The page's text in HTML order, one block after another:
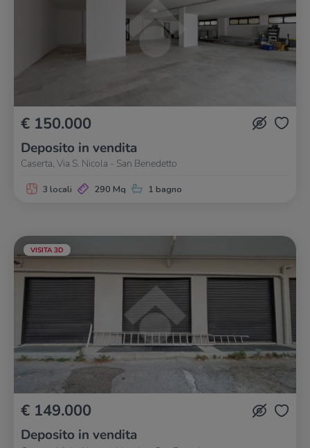
€ 150.000
Deposito in vendita
Caserta, Via S. Nicola - San Benedetto
3 locali 290 Mq 1 bagno
VISITA 3D
€ 149.000
Deposito in vendita